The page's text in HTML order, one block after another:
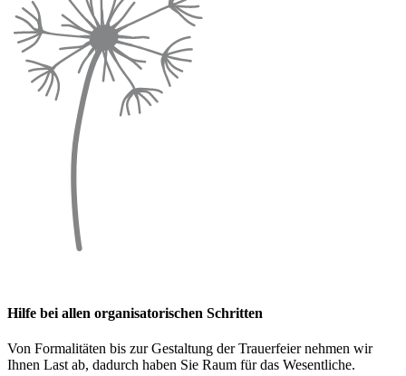
Hilfe bei allen organisatorischen Schritten
Von Formalitäten bis zur Gestaltung der Trauerfeier nehmen wir
Ihnen Last ab, dadurch haben Sie Raum für das Wesentliche.